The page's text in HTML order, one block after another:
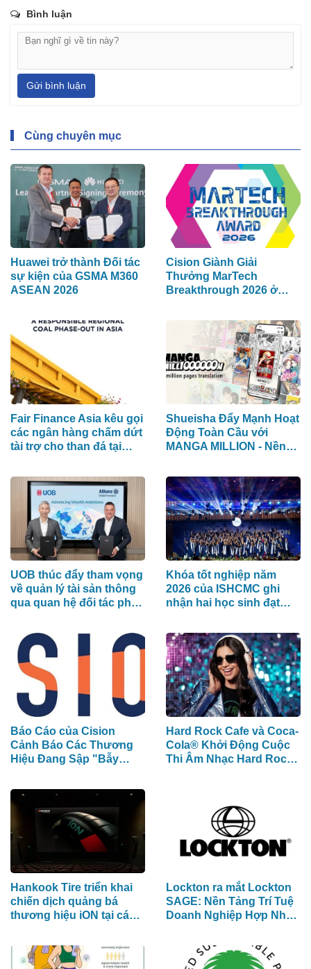
Bình luận
Gửi bình luận
Cùng chuyên mục
Huawei trở thành Đối tác
sự kiện của GSMA M360
ASEAN 2026
Cision Giành Giải
Thưởng MarTech
Breakthrough 2026 ở
Mạng Xã Hội, Phân Phối
Thông Cáo Báo Chí và
Tối Ưu Hóa Công Cụ Trả
Lời (AEO)
Fair Finance Asia kêu gọi
các ngân hàng chấm dứt
tài trợ cho than đá tại
các biện pháp bảo vệ xã
Shueisha Đẩy Mạnh Hoạt
Động Toàn Cầu với
MANGA MILLION - Nền
Tranh Nhật Bản) Hỗ Trợ
100 Ngôn Ngữ
UOB thúc đẩy tham vọng
về quản lý tài sản thông
qua quan hệ đối tác phân
Allianz Global Investors
Khóa tốt nghiệp năm
2026 của ISHCMC ghi
nhận hai học sinh đạt
trung bình toàn khóa đạt
34,5
Báo Cáo của Cision
Cảnh Báo Các Thương
Hiệu Đang Sập "Bẫy
Kém
Hard Rock Cafe và Coca-
Cola® Khởi Động Cuộc
Thi Âm Nhạc Hard Rock
Hankook Tire triển khai
chiến dịch quảng bá
thương hiệu iON tại các
Lockton ra mắt Lockton
SAGE: Nền Tảng Trí Tuệ
Doanh Nghiệp Hợp Nhất